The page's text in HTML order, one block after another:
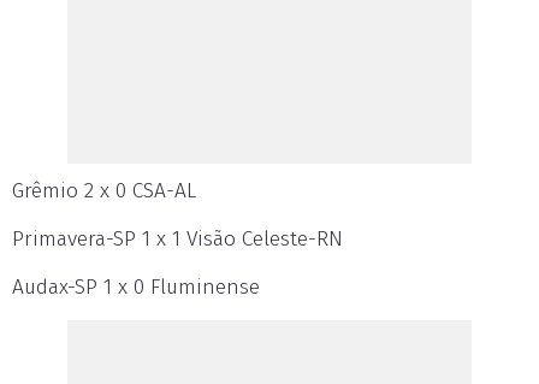
Grêmio 2 x 0 CSA-AL
Primavera-SP 1 x 1 Visão Celeste-RN
Audax-SP 1 x 0 Fluminense